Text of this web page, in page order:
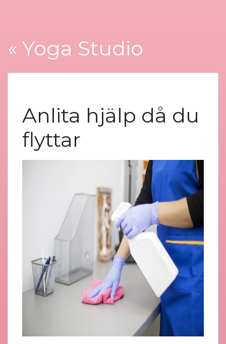
« Yoga Studio
Anlita hjälp då du
flyttar